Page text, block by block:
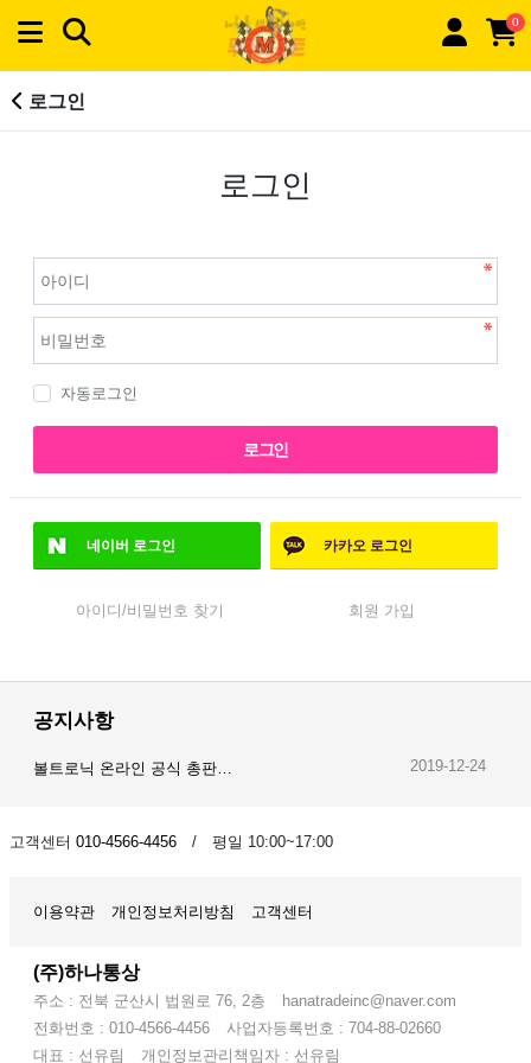
0
로그인
로그인
자동로그인
로그인
네이버 로그인 카카오로그인
아이디/비밀번호 찾기 회원 가입
공지사항
볼트로닉 온라인 공식 총판… 2019-12-24
고객센터 010-4566-4456 / 평일 10:00~17:00
이용약관 개인정보처리방침 고객센터
(주)하나통상
주소 : 전북 군산시 법원로 76, 2층
hanatradeinc@naver.com
전화번호 : 010-4566-4456
사업자등록번호 : 704-88-02660
대표 : 선유림
개인정보관리책임자 : 선유림